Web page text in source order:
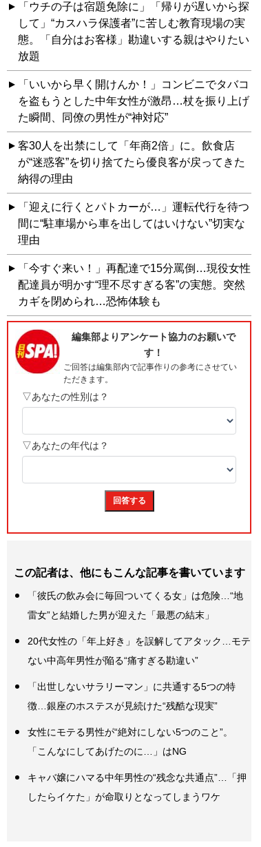
「ウチの子は宿題免除に」「帰りが遅いから探
して」“カスハラ保護者”に苦しむ教育現場の実
態。「自分はお客様」勘違いする親はやりたい
放題
「いいから早く開けんか！」コンビニでタバコ
を盗もうとした中年女性が激昂…杖を振り上げ
た瞬間、同僚の男性が“神対応”
客30人を出禁にして「年商2倍」に。飲食店
が“迷惑客”を切り捨てたら優良客が戻ってきた
納得の理由
「迎えに行くとパトカーが…」運転代行を待つ
間に“駐車場から車を出してはいけない”切実な
理由
「今すぐ来い！」再配達で15分罵倒…現役女性
配達員が明かす“理不尽すぎる客”の実態。突然
カギを閉められ…恐怖体験も
この記者は、他にもこんな記事を書いています
「彼氏の飲み会に毎回ついてくる女」は危険…“地
雷女”と結婚した男が迎えた「最悪の結末」
20代女性の「年上好き」を誤解してアタック…モテ
ない中高年男性が陥る“痛すぎる勘違い”
「出世しないサラリーマン」に共通する5つの特
徴…銀座のホステスが見続けた“残酷な現実”
女性にモテる男性が“絶対にしない5つのこと”。
「こんなにしてあげたのに…」はNG
キャバ嬢にハマる中年男性の“残念な共通点”…「押
したらイケた」が命取りとなってしまうワケ